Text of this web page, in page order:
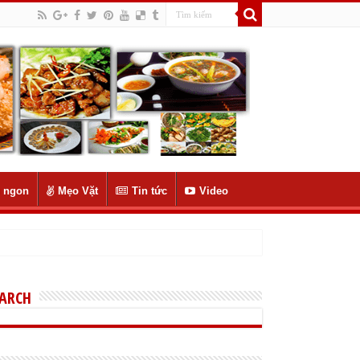
ngon Mẹo Vặt Tin tức Video